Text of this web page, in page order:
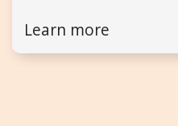
Learn more